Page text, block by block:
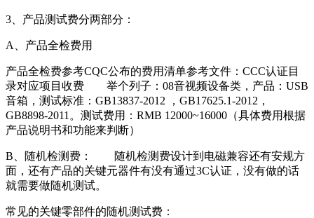
3、产品测试费分两部分：
A、产品全检费用
产品全检费参考CQC公布的费用清单参考文件：CCC认证目
录对应项目收费 举个列子：08音视频设备类，产品：USB
音箱，测试标准：GB13837-2012 ，GB17625.1-2012，
GB8898-2011。测试费用：RMB 12000~16000（具体费用根据
产品说明书和功能来判断）
B、随机检测费： 随机检测费设计到电磁兼容还有安规方
面，还有产品的关键元器件有没有通过3C认证，没有做的话
就需要做随机测试。
常见的关键零部件的随机测试费：